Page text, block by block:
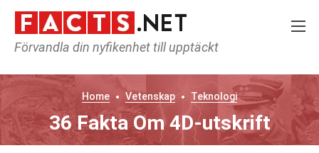
Förvandla din nyfikenhet till upptäckt
Home Vetenskap Teknologi
36 Fakta Om 4D-utskrift